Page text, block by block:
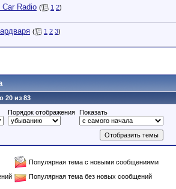
Radio ( 1 2)
( 1 2 3)
20 из 83
Порядок отображения Показать
Популярная тема с новыми сообщениями
Популярная тема без новых сообщений